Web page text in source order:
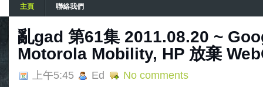
主頁 聯絡我們
亂gad 第61集 2011.08.20 ~
Motorola Mobility, HP 放棄
上午5:45 Ed No comments